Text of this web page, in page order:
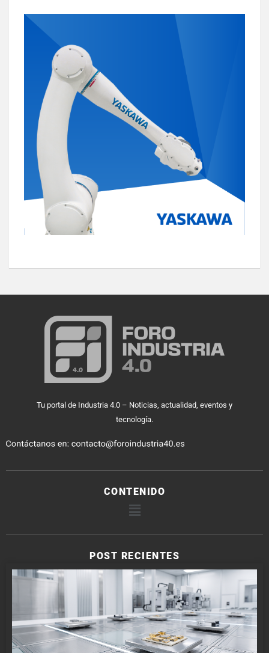
Tu portal de Industria 4.0 – Noticias, actualidad, eventos y
tecnología.
CONTENIDO
POST RECIENTES